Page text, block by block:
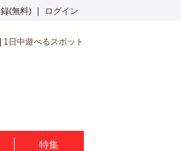
(無料) ログイン
1日中遊べるスポット
特集